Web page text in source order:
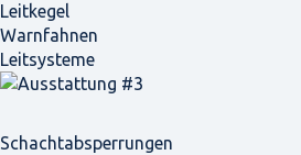
Leitkegel
Warnfahnen
Leitsysteme
Schacht­absperrungen